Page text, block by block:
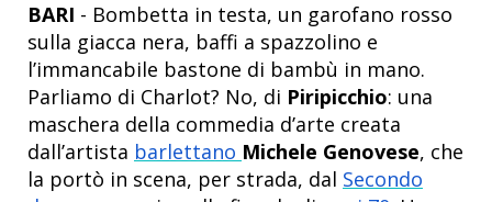
BARI - Bombetta in testa, un garofano rosso
sulla giacca nera, baffi a spazzolino e
l’immancabile bastone di bambù in mano.
Parliamo di Charlot? No, di Piripicchio: una
maschera della commedia d’arte creata
dall’artista barlettano Michele Genovese, che
la portò in scena, per strada, dal Secondo